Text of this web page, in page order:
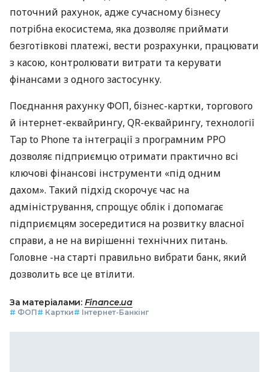
поточний рахунок, адже сучасному бізнесу
потрібна екосистема, яка дозволяє приймати
безготівкові платежі, вести розрахунки, працювати
з касою, контролювати витрати та керувати
фінансами з одного застосунку.
Поєднання рахунку ФОП, бізнес-картки, торгового
й інтернет-еквайрингу, QR-еквайрингу, технології
Tap to Phone та інтеграції з програмним РРО
дозволяє підприємцю отримати практично всі
ключові фінансові інструменти «під одним
дахом». Такий підхід скорочує час на
адміністрування, спрощує облік і допомагає
підприємцям зосередитися на розвитку власної
справи, а не на вирішенні технічних питань.
Головне -на старті правильно вибрати банк, який
дозволить все це втілити.
За матеріалами: Finance.ua
# ФОП# Картки# Інтернет-Банкінг